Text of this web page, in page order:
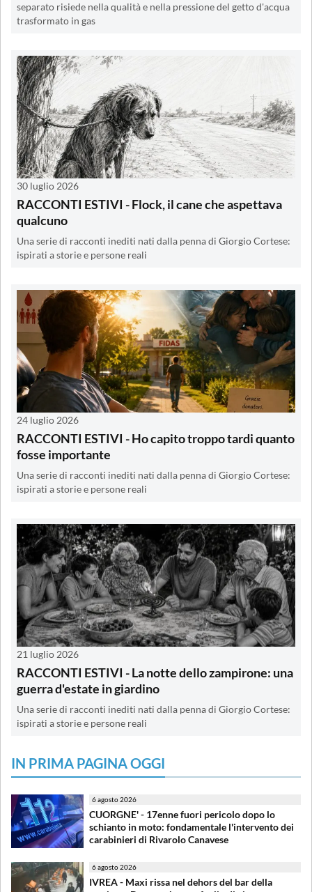
separato risiede nella qualità e nella pressione del getto d'acqua
trasformato in gas
30 luglio 2026
RACCONTI ESTIVI - Flock, il cane che aspettava
qualcuno
Una serie di racconti inediti nati dalla penna di Giorgio Cortese:
ispirati a storie e persone reali
24 luglio 2026
RACCONTI ESTIVI - Ho capito troppo tardi quanto
fosse importante
Una serie di racconti inediti nati dalla penna di Giorgio Cortese:
ispirati a storie e persone reali
21 luglio 2026
RACCONTI ESTIVI - La notte dello zampirone: una
guerra d'estate in giardino
Una serie di racconti inediti nati dalla penna di Giorgio Cortese:
ispirati a storie e persone reali
IN PRIMA PAGINA OGGI
6 agosto 2026
CUORGNE' - 17enne fuori pericolo dopo lo
schianto in moto: fondamentale l'intervento dei
carabinieri di Rivarolo Canavese
6 agosto 2026
IVREA - Maxi rissa nel dehors del bar della